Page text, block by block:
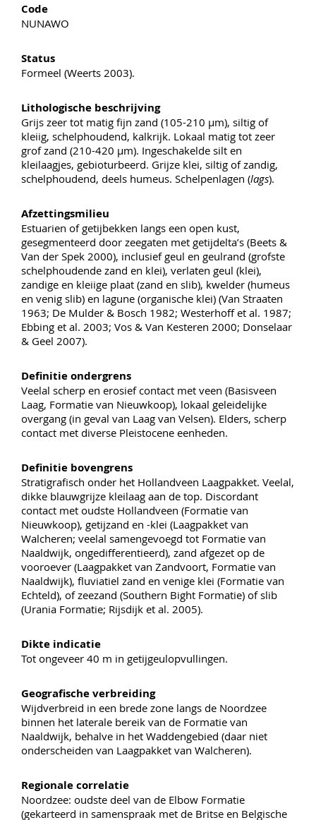
Code
NUNAWO
Status
Formeel (Weerts 2003).
Lithologische beschrijving
Grijs zeer tot matig fijn zand (105-210 µm), siltig of
kleiig, schelphoudend, kalkrijk. Lokaal matig tot zeer
grof zand (210-420 µm). Ingeschakelde silt en
kleilaagjes, gebioturbeerd. Grijze klei, siltig of zandig,
schelphoudend, deels humeus. Schelpenlagen (lags).
Afzettingsmilieu
Estuarien of getijbekken langs een open kust,
gesegmenteerd door zeegaten met getijdelta’s (Beets &
Van der Spek 2000), inclusief geul en geulrand (grofste
schelphoudende zand en klei), verlaten geul (klei),
zandige en kleiige plaat (zand en slib), kwelder (humeus
en venig slib) en lagune (organische klei) (Van Straaten
1963; De Mulder & Bosch 1982; Westerhoff et al. 1987;
Ebbing et al. 2003; Vos & Van Kesteren 2000; Donselaar
& Geel 2007).
Definitie ondergrens
Veelal scherp en erosief contact met veen (Basisveen
Laag, Formatie van Nieuwkoop), lokaal geleidelijke
overgang (in geval van Laag van Velsen). Elders, scherp
contact met diverse Pleistocene eenheden.
Definitie bovengrens
Stratigrafisch onder het Hollandveen Laagpakket. Veelal,
dikke blauwgrijze kleilaag aan de top. Discordant
contact met oudste Hollandveen (Formatie van
Nieuwkoop), getijzand en -klei (Laagpakket van
Walcheren; veelal samengevoegd tot Formatie van
Naaldwijk, ongedifferentieerd), zand afgezet op de
vooroever (Laagpakket van Zandvoort, Formatie van
Naaldwijk), fluviatiel zand en venige klei (Formatie van
Echteld), of zeezand (Southern Bight Formatie) of slib
(Urania Formatie; Rijsdijk et al. 2005).
Dikte indicatie
Tot ongeveer 40 m in getijgeulopvullingen.
Geografische verbreiding
Wijdverbreid in een brede zone langs de Noordzee
binnen het laterale bereik van de Formatie van
Naaldwijk, behalve in het Waddengebied (daar niet
onderscheiden van Laagpakket van Walcheren).
Regionale correlatie
Noordzee: oudste deel van de Elbow Formatie
(gekarteerd in samenspraak met de Britse en Belgische